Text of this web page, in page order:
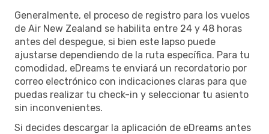
Generalmente, el proceso de registro para los vuelos
de Air New Zealand se habilita entre 24 y 48 horas
antes del despegue, si bien este lapso puede
ajustarse dependiendo de la ruta específica. Para tu
comodidad, eDreams te enviará un recordatorio por
correo electrónico con indicaciones claras para que
puedas realizar tu check-in y seleccionar tu asiento
sin inconvenientes.
Si decides descargar la aplicación de eDreams antes